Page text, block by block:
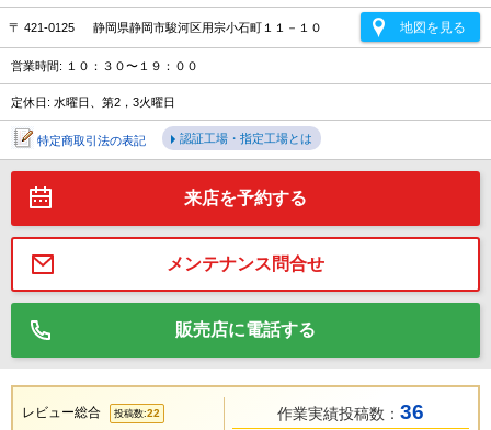
〒 421-0125 静岡県静岡市駿河区用宗小石町１１－１０ 地図を見る
営業時間: １０：３０〜１９：００
定休日: 水曜日、第2，3火曜日
特定商取引法の表記 認証工場・指定工場とは
来店を予約する
メンテナンス問合せ
販売店に電話する
レビュー総合 投稿数:22 作業実績投稿数： 36